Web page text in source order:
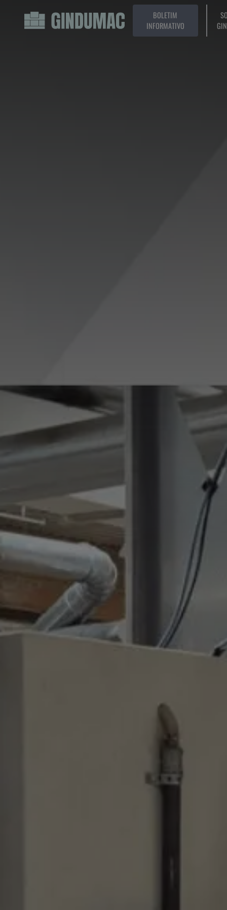
BOLETIM
INFORMATIVO